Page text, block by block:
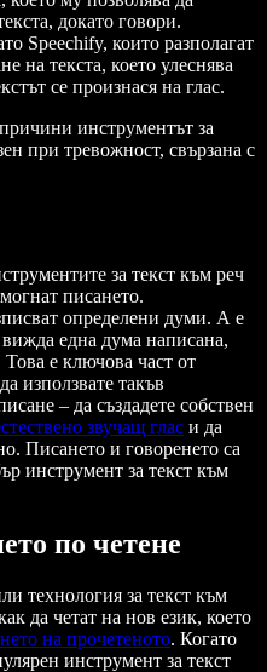
докато говори.
Speechify, които разполагат
на текста, което улеснява
се произнася на глас.
инструментът за
при тревожност, свързана с
за текст към реч
писането.
определени думи. А е
една дума написана,
Това е ключова част от
използвате такъв
– да създадете собствен
звучащ глас и да
Писането и говоренето са
инструмент за текст към
по четене
технология за текст към
да четат на нов език, което
на прочетеното. Когато
инструмент за текст